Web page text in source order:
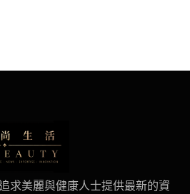
求美麗與健康人士提供最新的資